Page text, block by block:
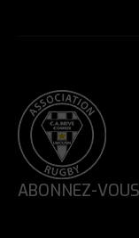
ABONNEZ-